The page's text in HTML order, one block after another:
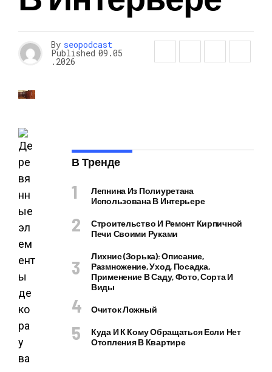
By seopodcast
Published 09.05
.2026
В Тренде
Лепнина Из Полиуретана
Использована В Интерьере
Строительство И Ремонт Кирпичной
Печи Своими Руками
Лихнис (Зорька): Описание,
Размножение, Уход, Посадка,
Применение В Саду, Фото, Сорта И
Виды
Очиток Ложный
Куда И К Кому Обращаться Если Нет
Отопления В Квартире